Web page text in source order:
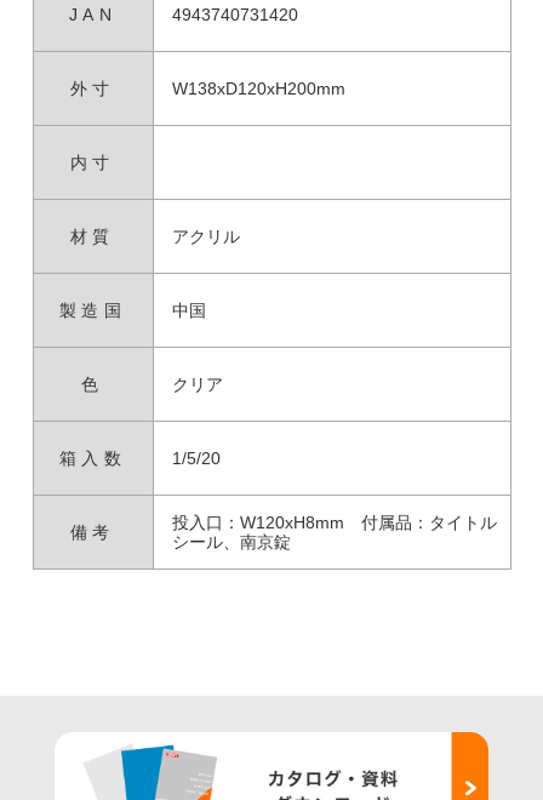
JAN 4943740731420
外寸 W138xD120xH200mm
内寸
材質 アクリル
製造国 中国
色 クリア
箱入数 1/5/20
備考
投入口：W120xH8mm 付属品：タイトル
シール、南京錠